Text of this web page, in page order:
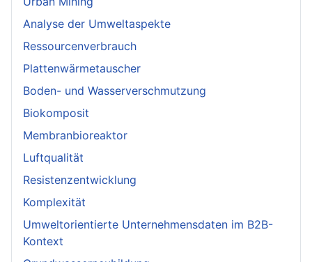
Analyse der Umweltaspekte
Ressourcenverbrauch
Plattenwärmetauscher
Boden- und Wasserverschmutzung
Biokomposit
Membranbioreaktor
Luftqualität
Resistenzentwicklung
Komplexität
Umweltorientierte Unternehmensdaten im B2B-
Kontext